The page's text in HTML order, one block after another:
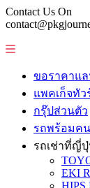
Contact Us On
ขอราคาแ
แพคเก็จทั
กรุ๊ปส่วนตัว
รถพร้อมค
รถเช่าที่ญี่
EKI
HIPS